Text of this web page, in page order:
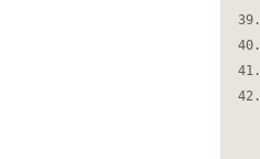
39.
40.
41.
42.